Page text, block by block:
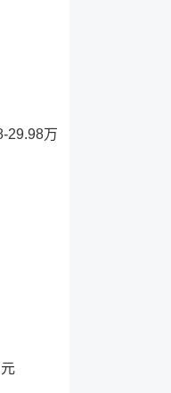
29.98万